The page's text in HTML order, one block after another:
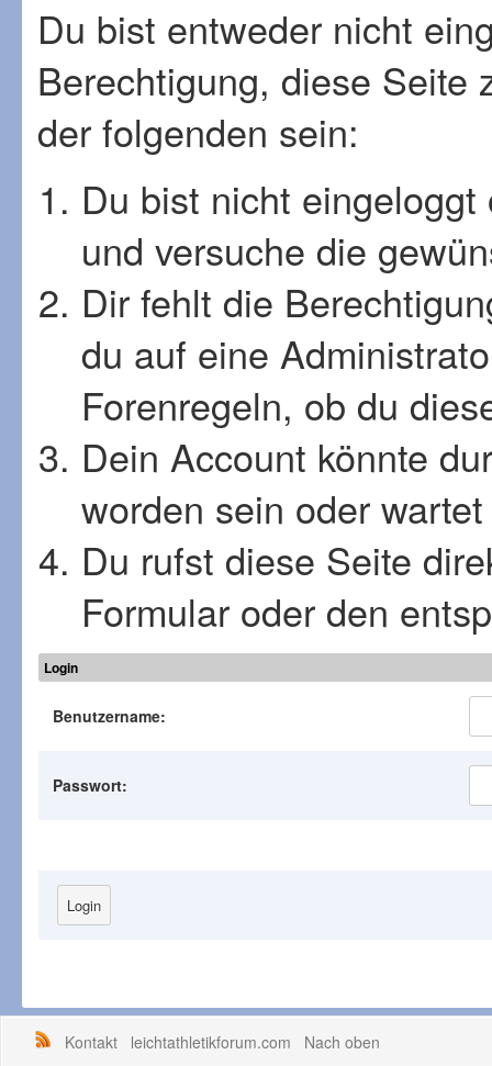
Du bist entweder nicht
Berechtigung, diese Seite
der folgenden sein:
Du bist nicht
und versuche die
Dir fehlt die
du auf eine
Forenregeln, ob du
Dein Account könnte
worden sein oder
Du rufst diese Seite
Formular oder den
Login
Benutzername:
Passwort:
Kontakt leichtathletikforum.com
Nach oben